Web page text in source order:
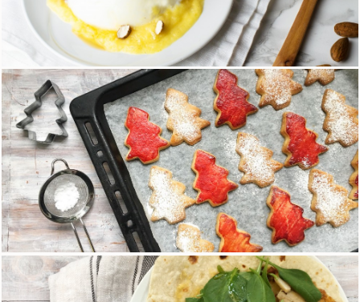
Panna cotta senza lattosio con coulis di cachi
19 Gennaio 2018
Gli alberelli di Natale
13 Dicembre 2017